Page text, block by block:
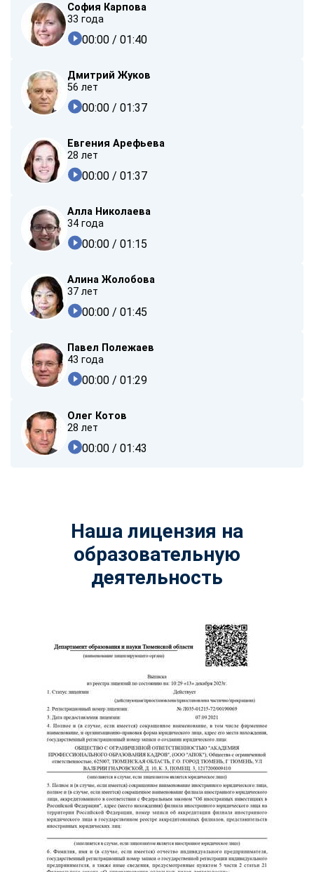
София Карпова
33 года
00:00 / 01:40
Дмитрий Жуков
56 лет
00:00 / 01:37
Евгения Арефьева
28 лет
00:00 / 01:37
Алла Николаева
34 года
00:00 / 01:15
Алина Жолобова
37 лет
00:00 / 01:45
Павел Полежаев
43 года
00:00 / 01:29
Олег Котов
28 лет
00:00 / 01:43
Наша лицензия на
образовательную
деятельность
ChatApp
online